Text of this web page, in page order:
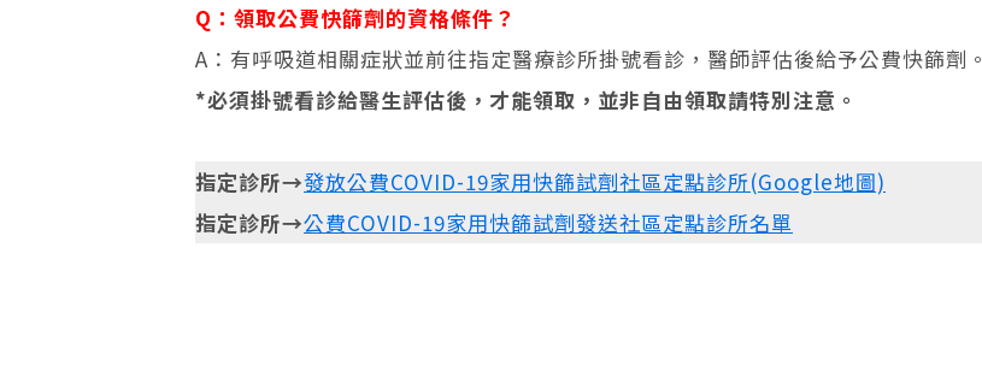
Q：領取公費快篩劑的資格條件？
A：有呼吸道相關症狀並前往指定醫療診所掛號看診，醫師評估後給予公費快篩劑。
*必須掛號看診給醫生評估後，才能領取，並非自由領取請特別注意。
指定診所→發放公費COVID-19家用快篩試劑社區定點診所(Google地圖)
指定診所→公費COVID-19家用快篩試劑發送社區定點診所名單